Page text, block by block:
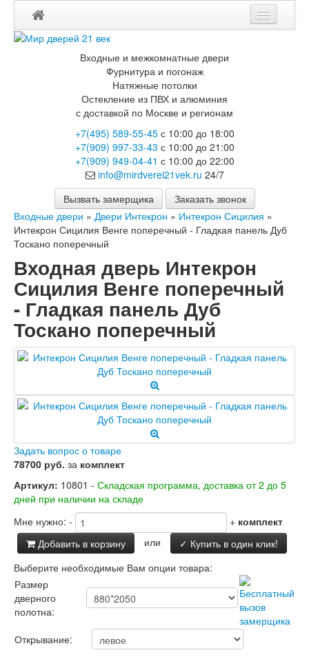
Входные и межкомнатные двери
Фурнитура и погонаж
Натяжные потолки
Остекление из ПВХ и алюминия
с доставкой по Москве и регионам
+7(495) 589-55-45с 10:00 до 18:00
+7(909) 997-33-43 с 10:00 до 21:00
+7(909) 949-04-41 с 10:00 до 22:00
info@mirdverei21vek.ru 24/7
Вызвать замерщика
Заказать звонок
Входные двери » Двери Интекрон » Интекрон Сицилия »
Интекрон Сицилия Венге поперечный - Гладкая панель Дуб
Тоскано поперечный
Входная дверь Интекрон
Сицилия Венге поперечный
- Гладкая панель Дуб
Тоскано поперечный
Задать вопрос о товаре
78700 руб. за комплект
Артикул: 10801 - Складская программа, доставка от 2 до 5
дней при наличии на складе
Мне нужно: - + комплект
Добавить в корзину
или
✓ Купить в один клик!
Выберите необходимые Вам опции товара:
Размер
дверного
полотна:
Открывание: